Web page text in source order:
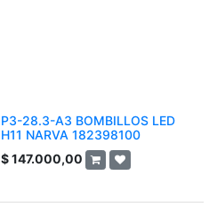
P3-28.3-A3 BOMBILLOS LED
H11 NARVA 182398100
$147.000,00